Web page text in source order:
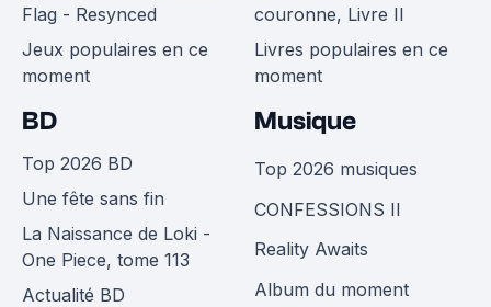
Flag - Resynced
Jeux populaires en ce
moment
couronne, Livre II
Livres populaires en ce
moment
BD
Top 2026 BD
Une fête sans fin
La Naissance de Loki -
One Piece, tome 113
Actualité BD
Musique
Top 2026 musiques
CONFESSIONS II
Reality Awaits
Album du moment